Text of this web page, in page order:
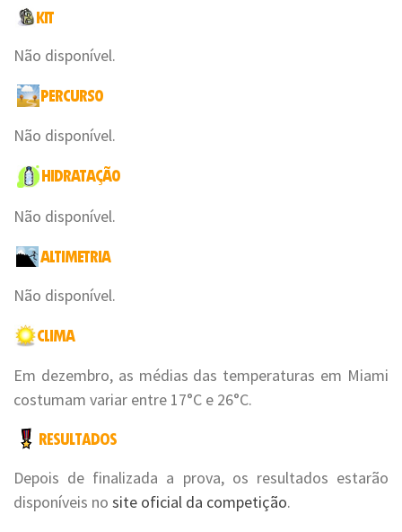
Não disponível.
Não disponível.
Não disponível.
Não disponível.
Em dezembro, as médias das temperaturas em Miami
costumam variar entre 17°C e 26°C.
Depois de finalizada a prova, os resultados estarão
disponíveis no site oficial da competição.